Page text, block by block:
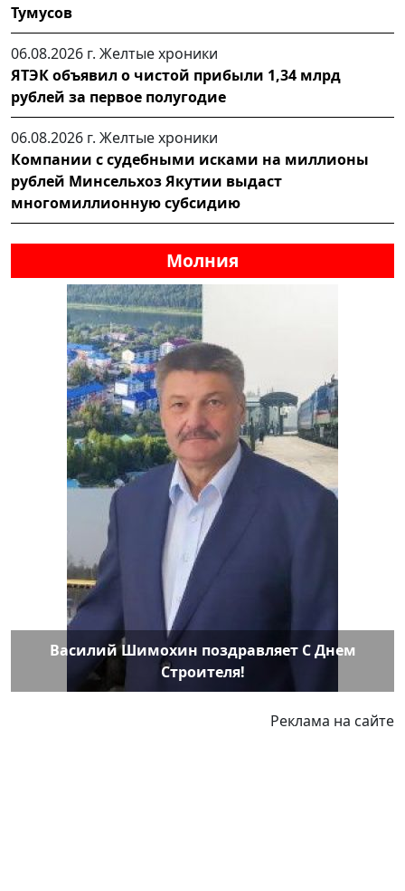
Тумусов
06.08.2026 г. Желтые хроники
ЯТЭК объявил о чистой прибыли 1,34 млрд
рублей за первое полугодие
06.08.2026 г. Желтые хроники
Компании с судебными исками на миллионы
рублей Минсельхоз Якутии выдаст
многомиллионную субсидию
Молния
Василий Шимохин поздравляет С Днем
Строителя!
Реклама на сайте